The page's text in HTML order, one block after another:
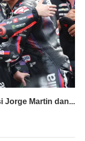
Jorge Martin dan...